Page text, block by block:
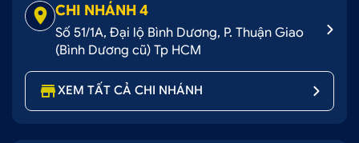
CHI NHÁNH 4
Số 51/1A, Đại lộ Bình Dương, P. Thuận Giao
(Bình Dương cũ) Tp HCM
XEM TẤT CẢ CHI NHÁNH